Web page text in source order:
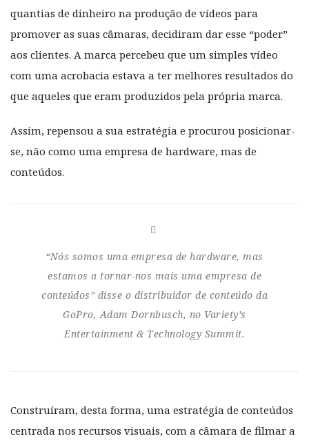
quantias de dinheiro na produção de vídeos para
promover as suas câmaras, decidiram dar esse “poder”
aos clientes. A marca percebeu que um simples vídeo
com uma acrobacia estava a ter melhores resultados do
que aqueles que eram produzidos pela própria marca.
Assim, repensou a sua estratégia e procurou posicionar-
se, não como uma empresa de hardware, mas de
conteúdos.
“Nós somos uma empresa de hardware, mas
estamos a tornar-nos mais uma empresa de
conteúdos” disse o distribuidor de conteúdo da
GoPro, Adam Dornbusch, no Variety’s
Entertainment & Technology Summit.
Construíram, desta forma, uma estratégia de conteúdos
centrada nos recursos visuais, com a câmara de filmar a